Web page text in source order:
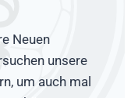
Neuen
unsere
um auch mal